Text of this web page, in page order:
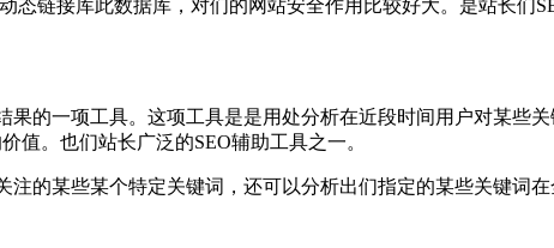
链接库此数据库，对们的网站安全作用比较好大。是站长们
的一项工具。这项工具是是用处分析在近段时间用户对某些
值。也们站长广泛的SEO辅助工具之一。
注的某些某个特定关键词，还可以分析出们指定的某些关键词